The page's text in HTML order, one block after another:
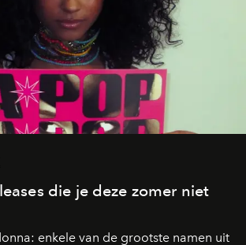
die je deze zomer niet
enkele van de grootste namen uit